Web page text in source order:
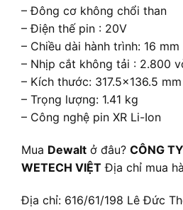
– Đông cơ không chổi than
– Điện thế pin : 20V
– Chiều dài hành trình: 16 mm
– Nhịp cắt không tải : 2.800
– Kích thước: 317.5×136.5 mm
– Trọng lượng: 1.41 kg
– Công nghệ pin XR Li-Ion
Mua Dewalt ở đâu? CÔNG
WETECH VIỆT Địa chỉ mua
Địa chỉ: 616/61/198 Lê Đức